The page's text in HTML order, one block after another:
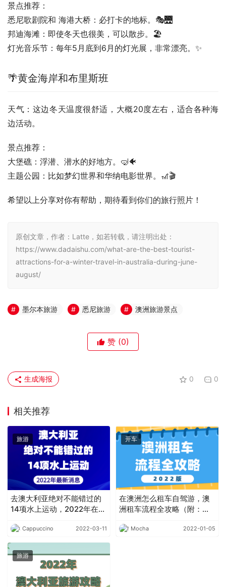
景点推荐：
悉尼歌剧院和 海港大桥：必打卡的地标。🎭🌉
邦迪海滩：即使冬天也很美，可以散步。🏖️
灯光音乐节：每年5月底到6月的灯光展，非常漂亮。✨
🌴黄金海岸和布里斯班
天气：这边冬天温度很舒适，大概20度左右，适合各种海
边活动。
景点推荐：
大堡礁：浮潜、潜水的好地方。🤿🐠
主题公园：比如梦幻世界和华纳电影世界。🎢🎬
希望以上分享对你有帮助，期待看到你们的旅行照片！
原创文章，作者：Latte，如若转载，请注明出处：
https://www.dadaishu.com/what-are-the-best-tourist-
attractions-for-a-winter-travel-in-australia-during-june-
august/
墨尔本旅游 悉尼旅游 澳洲旅游景点
赞 (0)
0 0
生成海报
相关推荐
旅游
去澳大利亚绝对不能错过的
14项水上运动，2022年在澳
Cappuccino 2022-03-11
开车
在澳洲怎么租车自驾游，澳
洲租车流程全攻略（附：澳
Mocha 2022-01-05
旅游